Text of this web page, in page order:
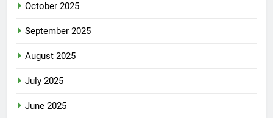
October 2025
September 2025
August 2025
July 2025
June 2025